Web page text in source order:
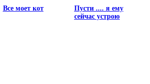
Все моет кот
Пусти .... я ему
сейчас устрою